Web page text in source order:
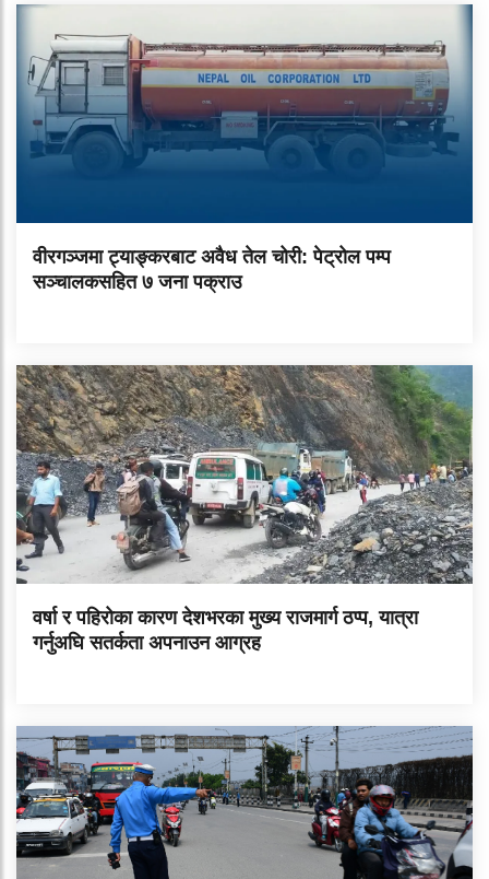
वीरगञ्जमा ट्याङ्करबाट अवैध तेल चोरी: पेट्रोल पम्प
सञ्चालकसहित ७ जना पक्राउ
वर्षा र पहिरोका कारण देशभरका मुख्य राजमार्ग ठप्प, यात्रा
गर्नुअघि सतर्कता अपनाउन आग्रह